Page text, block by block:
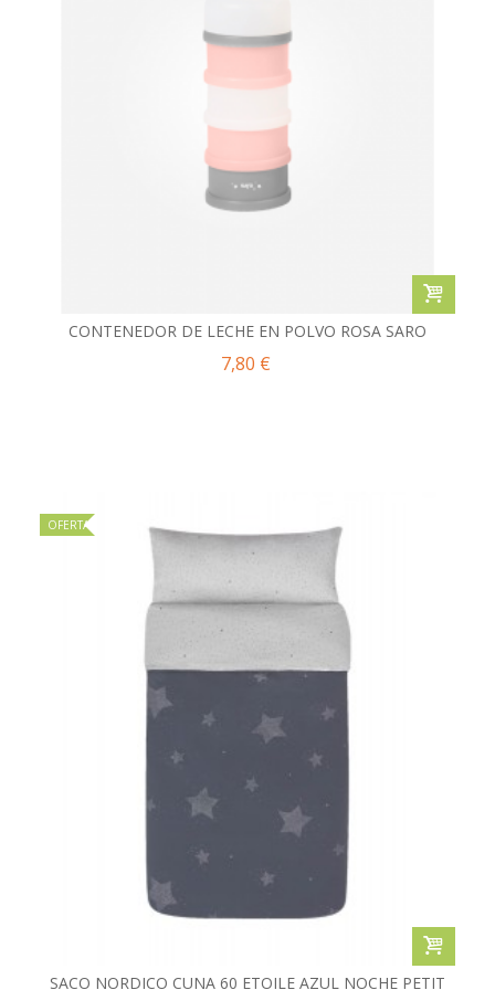
CONTENEDOR DE LECHE EN POLVO ROSA SARO
7,80 €
OFERTA
SACO NORDICO CUNA 60 ETOILE AZUL NOCHE PETIT